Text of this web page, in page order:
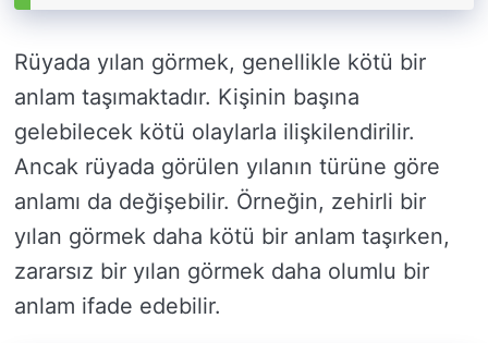
Rüyada yılan görmek, genellikle kötü bir
anlam taşımaktadır. Kişinin başına
gelebilecek kötü olaylarla ilişkilendirilir.
Ancak rüyada görülen yılanın türüne göre
anlamı da değişebilir. Örneğin, zehirli bir
yılan görmek daha kötü bir anlam taşırken,
zararsız bir yılan görmek daha olumlu bir
anlam ifade edebilir.